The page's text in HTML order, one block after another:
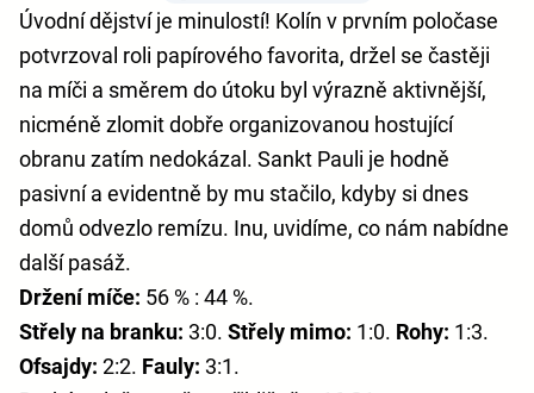
Úvodní dějství je minulostí! Kolín v prvním poločase
potvrzoval roli papírového favorita, držel se častěji
na míči a směrem do útoku byl výrazně aktivnější,
nicméně zlomit dobře organizovanou hostující
obranu zatím nedokázal. Sankt Pauli je hodně
pasivní a evidentně by mu stačilo, kdyby si dnes
domů odvezlo remízu. Inu, uvidíme, co nám nabídne
další pasáž.
Držení míče: 56 % : 44 %.
Střely na branku: 3:0. Střely mimo: 1:0. Rohy: 1:3.
Ofsajdy: 2:2. Fauly: 3:1.